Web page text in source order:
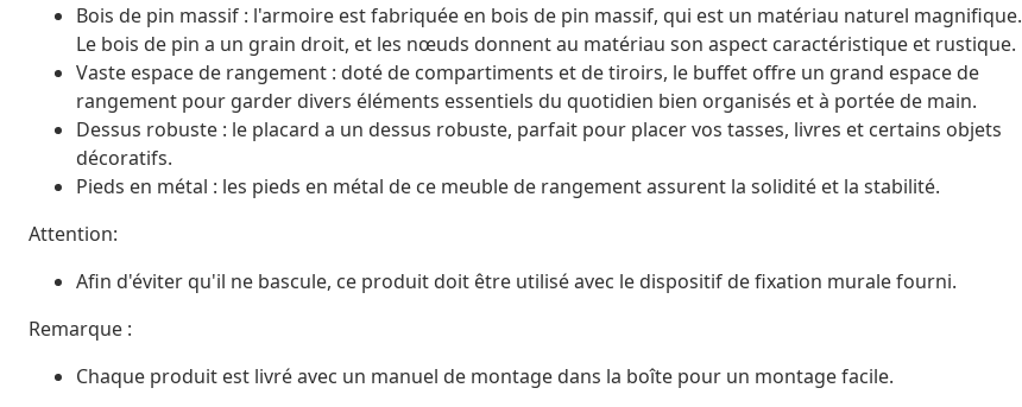
Bois de pin massif : l'armoire est fabriquée en bois de pin massif, qui est un matériau naturel magnifique.
Le bois de pin a un grain droit, et les nœuds donnent au matériau son aspect caractéristique et rustique.
Vaste espace de rangement : doté de compartiments et de tiroirs, le buffet offre un grand espace de
rangement pour garder divers éléments essentiels du quotidien bien organisés et à portée de main.
Dessus robuste : le placard a un dessus robuste, parfait pour placer vos tasses, livres et certains objets
décoratifs.
Pieds en métal : les pieds en métal de ce meuble de rangement assurent la solidité et la stabilité.
Attention:
Afin d'éviter qu'il ne bascule, ce produit doit être utilisé avec le dispositif de fixation murale fourni.
Remarque :
Chaque produit est livré avec un manuel de montage dans la boîte pour un montage facile.